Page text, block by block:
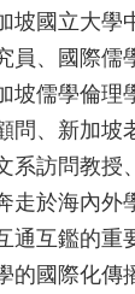
坡國立大學
員、國際儒
坡儒學倫理
問、新加坡
系訪問教授
走於海內外
通互鑑的重
的國際化傳